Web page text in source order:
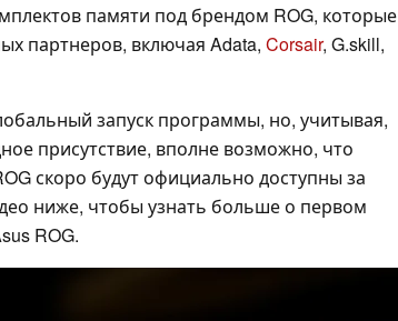
памяти под брендом ROG, которые
партнеров, включая Adata, Corsair, G.skill,
запуск программы, но, учитывая,
присутствие, вполне возможно, что
скоро будут официально доступны за
ниже, чтобы узнать больше о первом
ROG.